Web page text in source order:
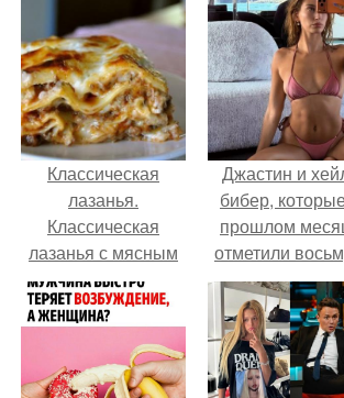
Классическая
лазанья.
Классическая
лазанья с мясным
фаршем и соусом
бешамель - это
настоящая
калорийная бомба,
но какая вкусная!
Джастин и
бибер,
прошлом
отметили
годовщину
помолвки,
новые фото
совместного
отдыха.